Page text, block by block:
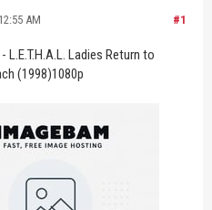
#1
AM
L.E.T.H.A.L. Ladies Return to
(1998)1080p